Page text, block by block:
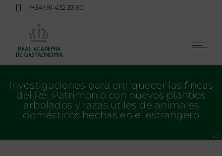
(+34) 91 432 33 60
Investigaciones para enriquecer las fincas
del Re. Patrimonio con nuevos plantios
arbolados y razas utiles de animales
domésticos hechas en el estrangero